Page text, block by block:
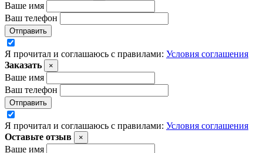
Ваше имя
Ваш телефон
Отправить
Я прочитал и соглашаюсь с правилами: Условия соглашения
Заказать
×
Ваше имя
Ваш телефон
Отправить
Я прочитал и соглашаюсь с правилами: Условия соглашения
Оставьте отзыв
×
Ваше имя